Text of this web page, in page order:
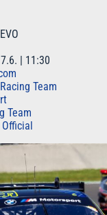
| 11:30
Team
Team
Official